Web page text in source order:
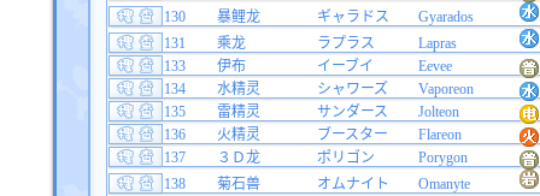
130
暴鲤龙 ギャラドス
Gyarados
131
乘龙 ラプラス
Lapras
133
伊布 イーブイ
Eevee
134
水精灵 シャワーズ
Vaporeon
135
雷精灵 サンダース
Jolteon
136
火精灵 ブースター
Flareon
137
３Ｄ龙 ポリゴン
Porygon
138
菊石兽 オムナイト Omanyte